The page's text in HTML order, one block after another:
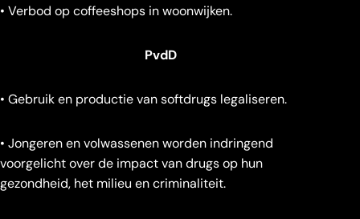
• Verbod op coffeeshops in woonwijken.
PvdD
• Gebruik en productie van softdrugs legaliseren.
• Jongeren en volwassenen worden indringend
voorgelicht over de impact van drugs op hun
gezondheid, het milieu en criminaliteit.